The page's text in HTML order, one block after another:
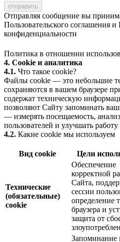
Отправляя сообщение вы
Пользовательского соглашения и
конфиденциальности
Политика в отношении
4. Cookie и аналитика
4.1. Что такое cookie?
Файлы cookie — это небольшие
сохраняются в вашем браузере
содержат техническую
позволяют Сайту запоминать
— измерять посещаемость,
пользователей и улучшать
4.2. Какие cookie мы используем
Вид cookie Цели
Технические
(обязательные)
cookie
Обеспечение
корректной
Сайта,
сессии
определение
браузера и
защита от
Запоминание